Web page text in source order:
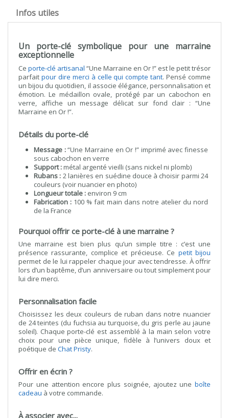
Infos utiles
Un porte-clé symbolique pour une marraine
exceptionnelle
Ce porte-clé artisanal “Une Marraine en Or !” est le petit trésor
parfait pour dire merci à celle qui compte tant. Pensé comme
un bijou du quotidien, il associe élégance, personnalisation et
émotion. Le médaillon ovale, protégé par un cabochon en
verre, affiche un message délicat sur fond clair : “Une
Marraine en Or !”.
Détails du porte-clé
Message :“Une Marraine en Or !” imprimé avec finesse
sous cabochon en verre
Support :métal argenté vieilli (sans nickel ni plomb)
Rubans : 2 lanières en suédine douce à choisir parmi 24
couleurs (voir nuancier en photo)
Longueur totale : environ 9 cm
Fabrication : 100 % fait main dans notre atelier du nord
de la France
Pourquoi offrir ce porte-clé à une marraine ?
Une marraine est bien plus qu’un simple titre : c’est une
présence rassurante, complice et précieuse. Ce petit bijou
permet de le lui rappeler chaque jour avec tendresse. À offrir
lors d’un baptême, d’un anniversaire ou tout simplement pour
lui dire merci.
Personnalisation facile
Choisissez les deux couleurs de ruban dans notre nuancier
de 24 teintes (du fuchsia au turquoise, du gris perle au jaune
soleil). Chaque porte-clé est assemblé à la main selon votre
choix pour une pièce unique, fidèle à l’univers doux et
poétique de Chat Pristy.
Offrir en écrin ?
Pour une attention encore plus soignée, ajoutez une boîte
cadeau à votre commande.
À associer avec...